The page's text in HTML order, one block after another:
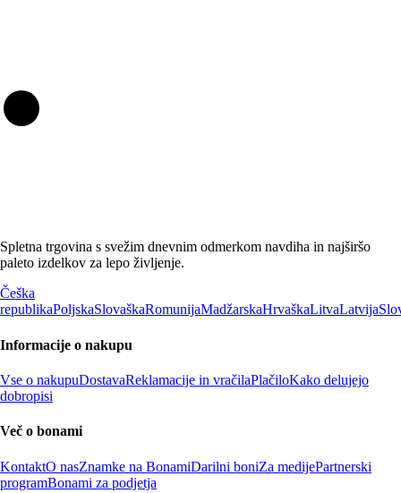
Spletna trgovina s svežim dnevnim odmerkom navdiha in najširšo
paleto izdelkov za lepo življenje.
Češka
republikaPoljskaSlovaškaRomunijaMadžarskaHrvaškaLitvaLatvija
Informacije o nakupu
Vse o nakupuDostavaReklamacije in vračilaPlačiloKako delujejo
dobropisi
Več o bonami
KontaktO nasZnamke na BonamiDarilni boniZa medijePartnerski
programBonami za podjetja